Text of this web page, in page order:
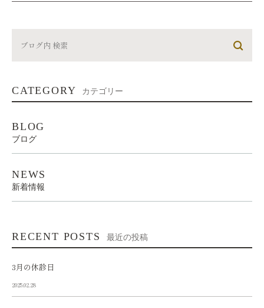
CATEGORY カテゴリー
BLOG
ブログ
NEWS
新着情報
RECENT POSTS 最近の投稿
3月の休診日
2025.02.28